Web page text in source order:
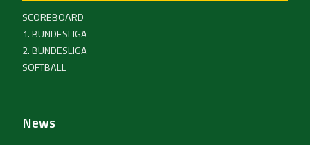
SCOREBOARD
1. BUNDESLIGA
2. BUNDESLIGA
SOFTBALL
News